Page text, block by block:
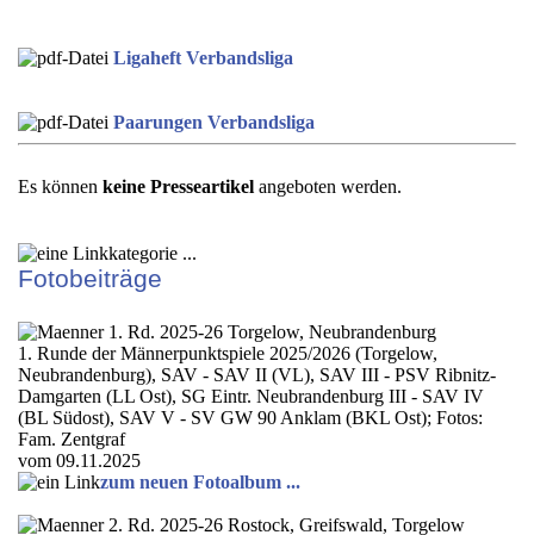
Ligaheft Verbandsliga
Paarungen Verbandsliga
Es können keine Presseartikel angeboten werden.
Fotobeiträge
1. Runde der Männerpunktspiele 2025/2026 (Torgelow,
Neubrandenburg), SAV - SAV II (VL), SAV III - PSV Ribnitz-
Damgarten (LL Ost), SG Eintr. Neubrandenburg III - SAV IV
(BL Südost), SAV V - SV GW 90 Anklam (BKL Ost); Fotos:
Fam. Zentgraf
vom 09.11.2025
zum neuen Fotoalbum ...